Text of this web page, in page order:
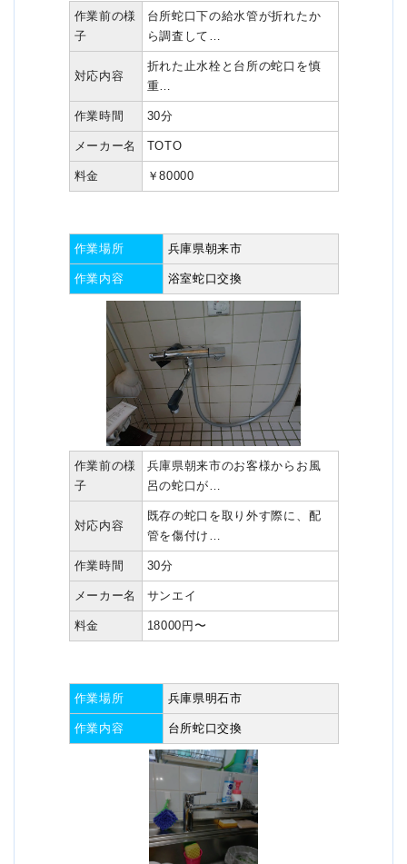
作業前の様
子
台所蛇口下の給水管が折れたか
ら調査して…
対応内容
折れた止水栓と台所の蛇口を慎
重…
作業時間 30分
メーカー名 TOTO
料金 ￥80000
作業場所 兵庫県朝来市
作業内容 浴室蛇口交換
作業前の様
子
兵庫県朝来市のお客様からお風
呂の蛇口が…
対応内容
既存の蛇口を取り外す際に、配
管を傷付け…
作業時間 30分
メーカー名 サンエイ
料金 18000円〜
作業場所 兵庫県明石市
作業内容 台所蛇口交換